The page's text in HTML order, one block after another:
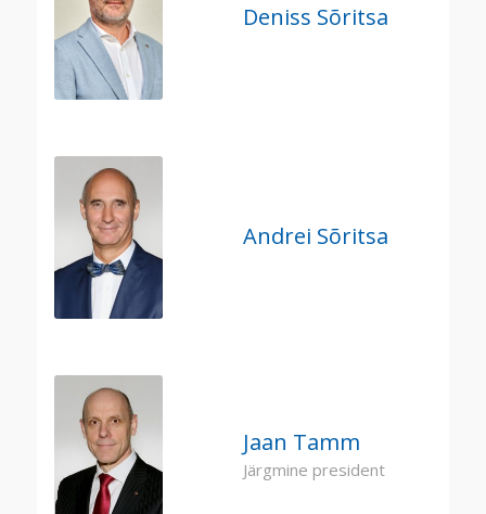
Deniss Sõritsa
Andrei Sõritsa
Jaan Tamm
Järgmine president